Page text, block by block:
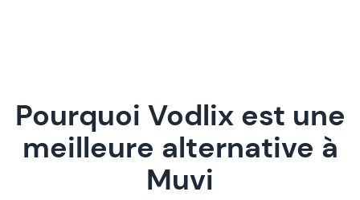
Pourquoi Vodlix est une
meilleure alternative à
Muvi